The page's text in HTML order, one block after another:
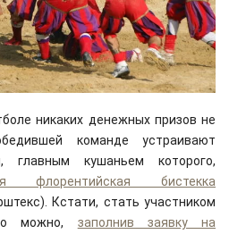
никаких денежных призов не
команде устраивают
главным кушаньем которого,
флорентийская бистекка
Кстати, стать участником
можно, заполнив заявку на